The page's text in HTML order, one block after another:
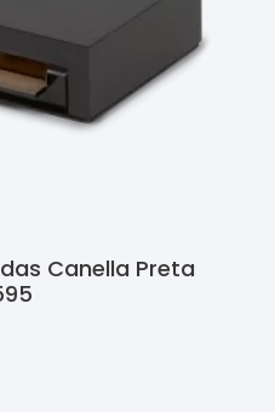
Canella Preta